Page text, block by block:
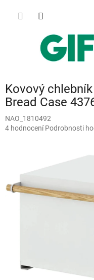
Kovový
Bread Case
NAO_1810492
Průměrné
5
hvězdiček.
4 hodnocení Podrobnosti